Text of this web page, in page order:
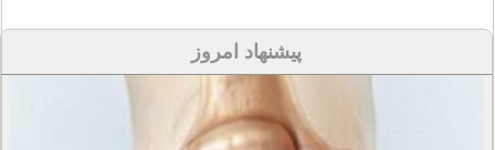
پیشنهاد امروز